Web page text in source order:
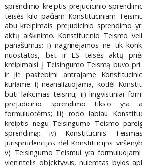
sprendimo kreiptis prejudicinio
teisės kilo pačiam Konstituciniam
abu kreipimaisi prejudicinio sprendimo
aktų aiškinimo. Konstitucinio Teismo
panašumus: i) nagrinėjamos ne tik
nuostatos, bet ir ES teisės aktų
kreipimaisi į Teisingumo Teismą buvo
ir jie pastebimi antrajame
kuriame: i) neanalizuojama, kodėl
būti laikomas teismu; ii) lingvistiniai
prejudicinio sprendimo tikslo yra
formuluotėms; iii) rodo labiau
kreiptis negu Teisingumo Teismo
sprendimą; iv) Konstitucinis
jurisprudencijos dėl Konstitucijos
v) Teisingumo Teismui yra
vienintelis objektyvus, nulemtas bylos